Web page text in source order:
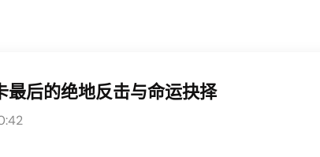
最后的绝地反击与命运抉择